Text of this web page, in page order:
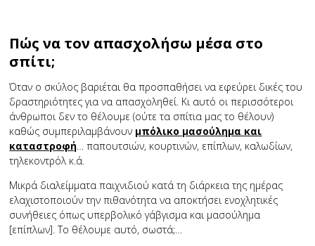
Πώς να τον απασχολήσω μέσα στο
σπίτι;
Όταν ο σκύλος βαριέται θα προσπαθήσει να εφεύρει δικές του
δραστηριότητες για να απασχοληθεί. Κι αυτό οι περισσότεροι
άνθρωποι δεν το θέλουμε (ούτε τα σπίτια μας το θέλουν)
καθώς συμπεριλαμβάνουν μπόλικο μασούλημα και
καταστροφή … παπουτσιών, κουρτινών, επίπλων, καλωδίων,
τηλεκοντρόλ κ.ά.
Μικρά διαλείμματα παιχνιδιού κατά τη διάρκεια της ημέρας
ελαχιστοποιούν την πιθανότητα να αποκτήσει ενοχλητικές
συνήθειες όπως υπερβολικό γάβγισμα και μασούλημα
[επίπλων]. Το θέλουμε αυτό, σωστά;…